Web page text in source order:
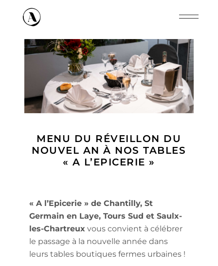
MENU DU RÉVEILLON DU
NOUVEL AN À NOS TABLES
« A L’EPICERIE »
« A l’Epicerie » de Chantilly, St
Germain en Laye, Tours Sud et Saulx-
les-Chartreux vous convient à célébrer
le passage à la nouvelle année dans
leurs tables boutiques fermes urbaines !
Panneau de gestion des cookies